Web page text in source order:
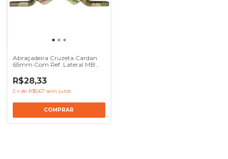
Abraçadeira Cruzeta Cardan
65mm Com Ref. Lateral MB
23220 - Ref TMG521151
R$28,33
5 x de R$5,67 sem juros